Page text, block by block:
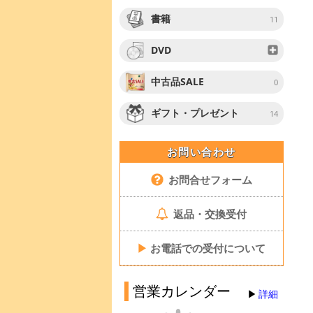
書籍 11
DVD
中古品SALE 0
ギフト・プレゼント 14
お問い合わせ
お問合せフォーム
返品・交換受付
▶ お電話での受付について
営業カレンダー 詳細